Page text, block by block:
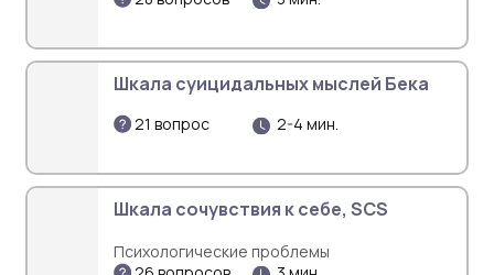
Шкала суицидальных мыслей Бека
21 вопрос 2-4 мин.
Шкала сочувствия к себе, SCS
Психологические проблемы